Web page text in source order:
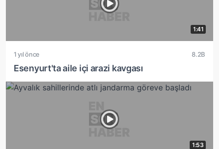
1:41
1 yıl önce 8.2B
Esenyurt'ta aile içi arazi kavgası
1:53